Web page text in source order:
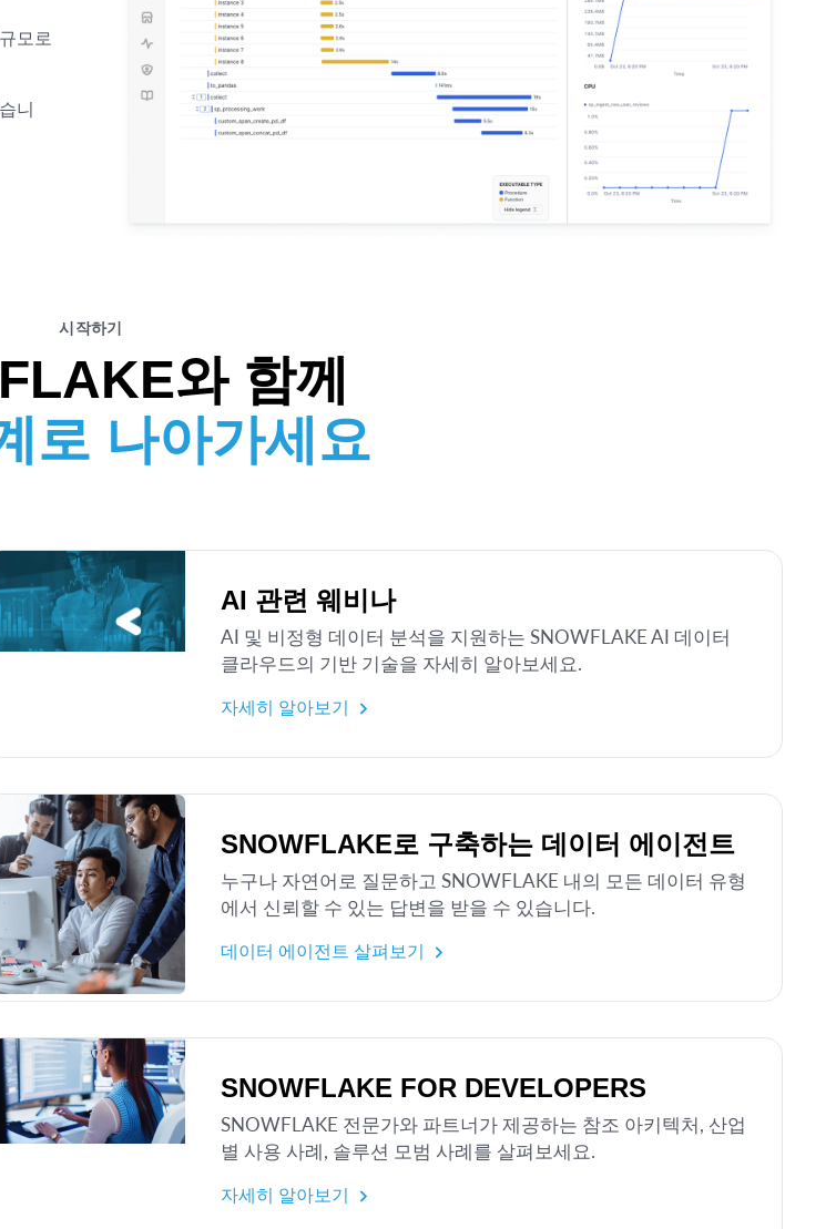
모로
니
시작하기
와 함께
로 나아가세요
AI 관련 웨비나
AI 및 비정형 데이터 분석을 지원하는 SNOWFLAKE AI 데이터
클라우드의 기반 기술을 자세히 알아보세요.
자세히 알아보기
SNOWFLAKE로 구축하는 데이터 에이전트
누구나 자연어로 질문하고 SNOWFLAKE 내의 모든 데이터 유형
에서 신뢰할 수 있는 답변을 받을 수 있습니다.
데이터 에이전트 살펴보기
SNOWFLAKE FOR DEVELOPERS
SNOWFLAKE 전문가와 파트너가 제공하는 참조 아키텍처, 산업
별 사용 사례, 솔루션 모범 사례를 살펴보세요.
자세히 알아보기